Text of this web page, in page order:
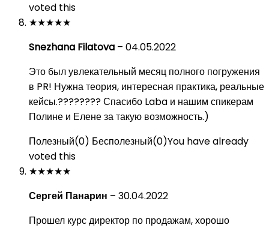
voted this
★★★★★
Snezhana Filatova – 04.05.2022
Это был увлекательный месяц полного погружения
в PR! Нужна теория, интересная практика, реальные
кейсы.???????? Спасибо Laba и нашим спикерам
Полине и Елене за такую возможность.)
Полезный(0) Бесполезный(0)You have already
voted this
★★★★★
Сергей Панарин – 30.04.2022
Прошел курс директор по продажам, хорошо